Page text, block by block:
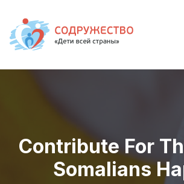
Contribute For
Somalians